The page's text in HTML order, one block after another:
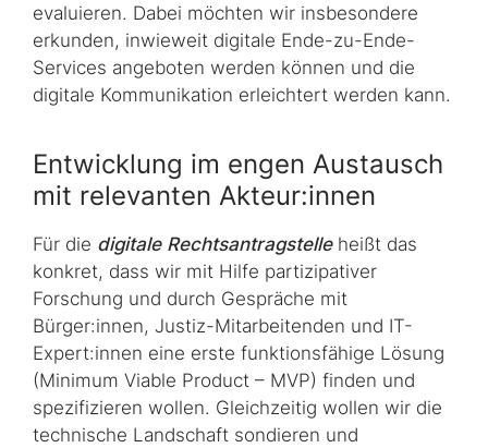
evaluieren. Dabei möchten wir insbesondere
erkunden, inwieweit digitale Ende-zu-Ende-
Services angeboten werden können und die
digitale Kommunikation erleichtert werden kann.
Entwicklung im engen Austausch
mit relevanten Akteur:innen
Für die digitale Rechtsantragstelleheißt das
konkret, dass wir mit Hilfe partizipativer
Forschung und durch Gespräche mit
Bürger:innen, Justiz-Mitarbeitenden und IT-
Expert:innen eine erste funktionsfähige Lösung
(Minimum Viable Product – MVP) finden und
spezifizieren wollen. Gleichzeitig wollen wir die
technische Landschaft sondieren und